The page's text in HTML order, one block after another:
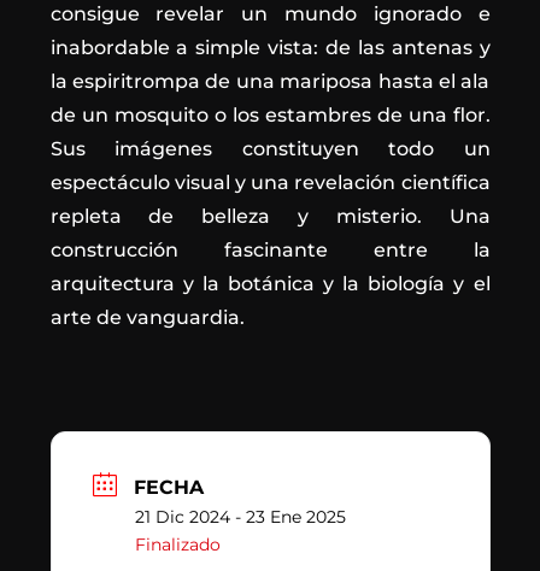
consigue revelar un mundo ignorado e
inabordable a simple vista: de las antenas y
la espiritrompa de una mariposa hasta el ala
de un mosquito o los estambres de una flor.
Sus imágenes constituyen todo un
espectáculo visual y una revelación científica
repleta de belleza y misterio. Una
construcción fascinante entre la
arquitectura y la botánica y la biología y el
arte de vanguardia.
FECHA
21 Dic 2024- 23 Ene 2025
Finalizado